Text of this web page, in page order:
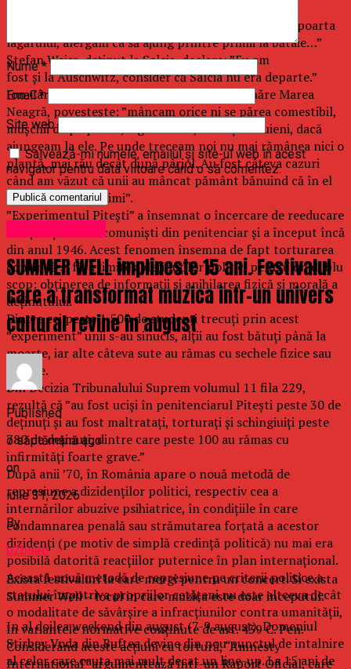
încercam să rămân cât mai la urmă, odată ajuns pe poarta
lagărului, alergam ca să ajung printre primii la bătaie…”
Ștefan Weiss, deținut la Salcia, declara: ”Eu am
fost și la Auschwitz, consider că Salcia nu era departe.”
Ion Cârjă, fost deținut politic la Canalul Dunăre Marea
Neagră, povestește: ”mâncam orice ni se părea comestibil,
mușchii de pe pietre, alge marine, iarbă și buruieni, dacă
ajungeam la ele. Pe unde treceam noi nu mai rămânea nici o
plantă, mai rău decât după pârjol. Au fost câteva cazuri
când am văzut că unii au mâncat pământ bănuind că în el
s-ar afla ceva grăsimi”.
”Experimentul Pitești” a însemnat o încercare de reeducare
a deținuților anticomuniști din penitenciar și a început încă
din anul 1946. Acest fenomen însemna de fapt torturarea
continuă și fără limite a deținuților politici pentru un dublu
scop: obținerea de informații și anihilarea fizică și morală a
deținutului.
Dintre cei peste 1.500 de studenți trecuți prin acest
”experiment” unii s-au sinucis, alții au fost bătuți până la
moarte, iar alte câteva sute au rămas cu sechele fizice sau
psihice.
Din Decizia Tribunalului Suprem volumul 11 fila 229,
rezultă că ”au fost uciși în penitenciarul Pitești peste 30 de
deținuți și au fost maltratați, torturați și schingiuiți peste
780 de deținuți, dintre care peste 100 au rămas cu
infirmități foarte grave.”
După anii ’70, în România apare o nouă metodă de
represiune a dizidenților politici, respectiv cea a
internărilor abuzive psihiatrice, în condițiile în care
condamnarea penală sau strămutarea forțată a acestor
dizidenți (pe motiv de simplă credință politică) nu mai era
posibilă datorită reacțiilor puternice în plan internațional.
Această nouă metodă de represiune pe criterii politice a
statului împotriva propriilor cetățeni nu este altceva decât
o modalitate de săvârșire a infracțiunilor contra umanității,
în variantele normative conținute de art. 439 C. Pen.
Considerând aceste acțiuni ca tortură, “Amnesty
International” argumentează într-un Raport Oficial, care
Nume*
Email*
Site web
Salvează-mi numele, emailul și site-ul web în acest
navigator pentru data viitoare când o să comentez.
SUMMER WELL implineste 15 ani. Festivalul
care a transformat muzica intr-un univers
cultural revine in august
Published
o săptămână ago
on
iulie 31, 2026
By
b2bseo
Exista festivaluri la care mergi pentru un concert. Si exista
Summer Well – locul in care muzica este doar inceputul.
In al doilea weekend din august (7-9 august), Domeniul
Stirbey Voda din Buftea devine din nou punctul de intalnire
al celor care cauta mai mult decat un line-up. La 15 ani de